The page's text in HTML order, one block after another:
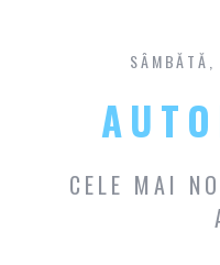
CELE MAI